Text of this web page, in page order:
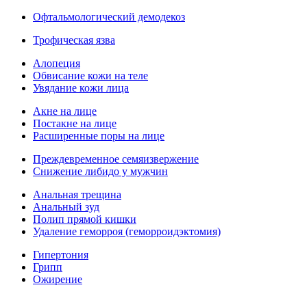
Офтальмологический демодекоз
Трофическая язва
Алопеция
Обвисание кожи на теле
Увядание кожи лица
Акне на лице
Постакне на лице
Расширенные поры на лице
Преждевременное семяизвержение
Снижение либидо у мужчин
Анальная трещина
Анальный зуд
Полип прямой кишки
Удаление геморроя (геморроидэктомия)
Гипертония
Грипп
Ожирение